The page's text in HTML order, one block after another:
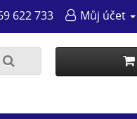
622 733 Můj účet